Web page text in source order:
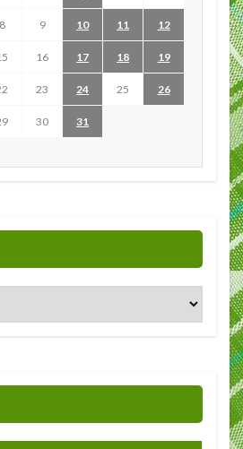
8 9 10 11 12
16 17 18 19
23 24 25 26
30
31